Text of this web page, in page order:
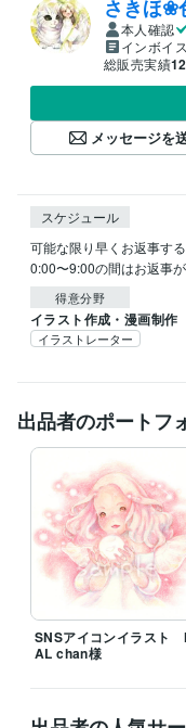
さきほ❀
本人確認
インボイ
総販売実績12
メッセージを
スケジュール
可能な限り早くお返事す
0:00〜9:00の間はお返事
得意分野
イラスト作成・漫画制作
イラストレーター
出品者のポートフ
SNSアイコンイラスト
AL chan様